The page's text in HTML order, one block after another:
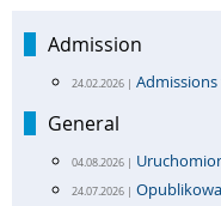
Admission
24.02.2026 |
General
04.08.2026 |
24.07.2026 |